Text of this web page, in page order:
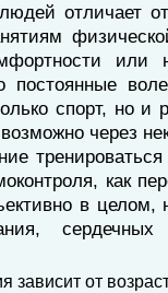
отличает
или
постоянные
спорт, но и
через
как
в
зависит от